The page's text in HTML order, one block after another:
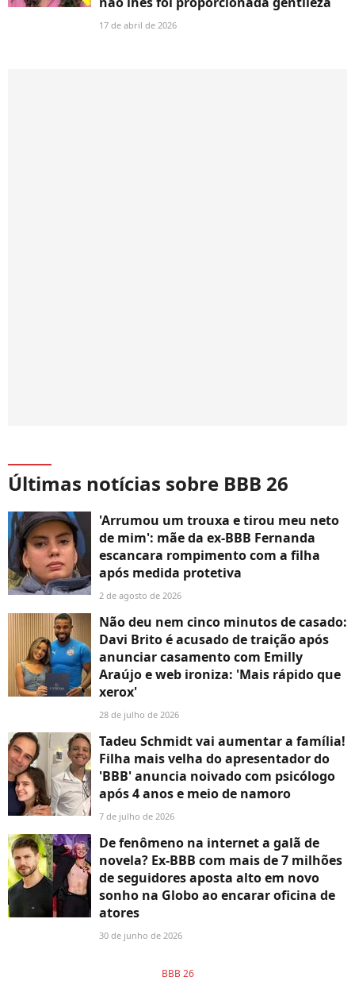
17 de abril de 2026
Últimas notícias sobre BBB 26
'Arrumou um trouxa e tirou meu neto
de mim': mãe da ex-BBB Fernanda
escancara rompimento com a filha
após medida protetiva
2 de agosto de 2026
Não deu nem cinco minutos de casado:
Davi Brito é acusado de traição após
anunciar casamento com Emilly
Araújo e web ironiza: 'Mais rápido que
xerox'
28 de julho de 2026
Tadeu Schmidt vai aumentar a família!
Filha mais velha do apresentador do
'BBB' anuncia noivado com psicólogo
após 4 anos e meio de namoro
7 de julho de 2026
De fenômeno na internet a galã de
novela? Ex-BBB com mais de 7 milhões
de seguidores aposta alto em novo
sonho na Globo ao encarar oficina de
atores
30 de junho de 2026
BBB 26